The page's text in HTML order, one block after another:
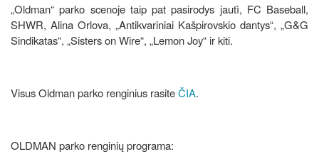
„Oldman“ parko scenoje taip pat pasirodys jautì, FC Baseball,
SHWR, Alina Orlova, „Antikvariniai Kašpirovskio dantys“, „G&G
Sindikatas“, „Sisters on Wire“, „Lemon Joy“ ir kiti.
Visus Oldman parko renginius rasiteČIA.
OLDMAN parko renginių programa: